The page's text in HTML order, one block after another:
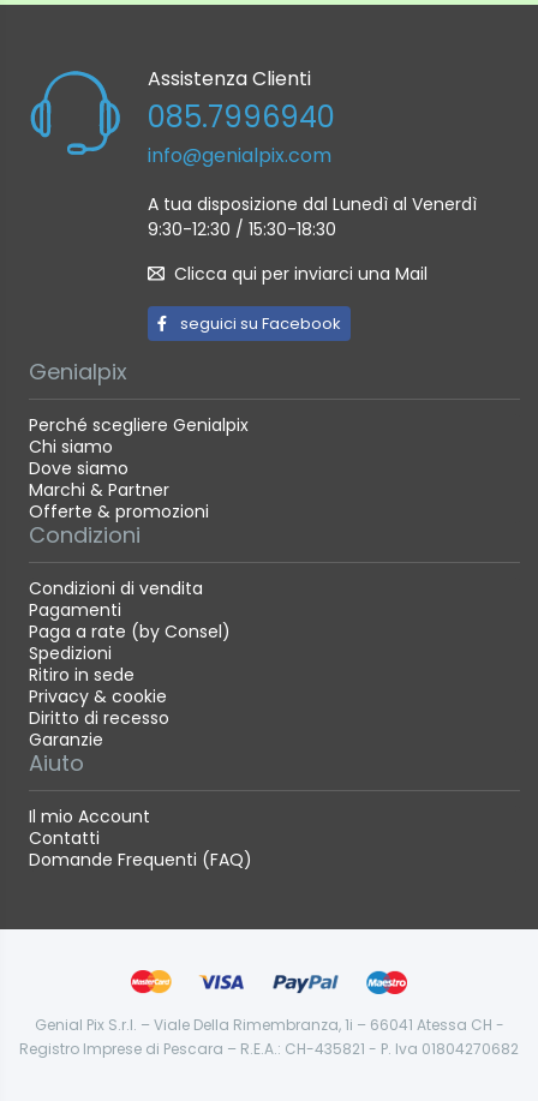
Assistenza Clienti
085.7996940
info@genialpix.com
A tua disposizione dal Lunedì al Venerdì
9:30-12:30 / 15:30-18:30
Clicca qui per inviarci una Mail
seguici su Facebook
Genialpix
Perché scegliere Genialpix
Chi siamo
Dove siamo
Marchi & Partner
Offerte & promozioni
Condizioni
Condizioni di vendita
Pagamenti
Paga a rate (by Consel)
Spedizioni
Ritiro in sede
Privacy & cookie
Diritto di recesso
Garanzie
Aiuto
Il mio Account
Contatti
Domande Frequenti (FAQ)
Genial Pix S.r.l. – Viale Della Rimembranza, 1i – 66041 Atessa CH -
Registro Imprese di Pescara – R.E.A.: CH-435821 - P. Iva 01804270682